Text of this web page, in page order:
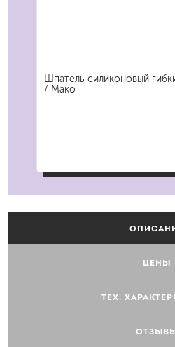
Шпатель силиконовый
/ Мако
ЦЕНЫ
ТЕХ.